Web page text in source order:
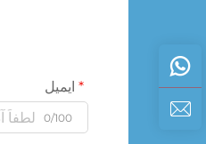
ایمیل
0/100